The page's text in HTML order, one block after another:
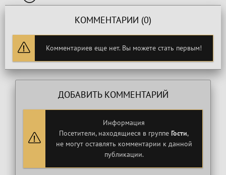
КОММЕНТАРИИ (0)
Комментариев еще нет. Вы можете стать первым!
ДОБАВИТЬ КОММЕНТАРИЙ
Информация
Посетители, находящиеся в группе Гости,
не могут оставлять комментарии к данной
публикации.